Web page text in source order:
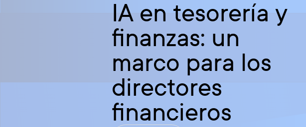
IA en tesorería y
finanzas: un
marco para los
directores
financieros